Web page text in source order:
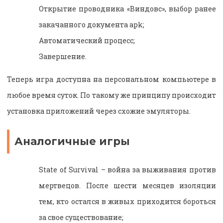
Открытие проводника «Виндовс», выбор ранее
закачанного документа apk;
Автоматический процесс;
Завершение.
Теперь игра доступна на персональном компьютере в
любое время суток. По такому же принципу происходит
установка приложений через схожие эмуляторы.
Аналогичные игры
State of Survival – война за выживания против
мертвецов. После шести месяцев изоляции
тем, кто остался в живых приходится бороться
за свое существование;